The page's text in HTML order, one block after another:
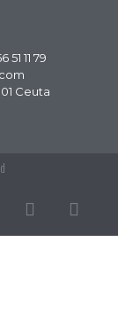
51 11 79
Ceuta